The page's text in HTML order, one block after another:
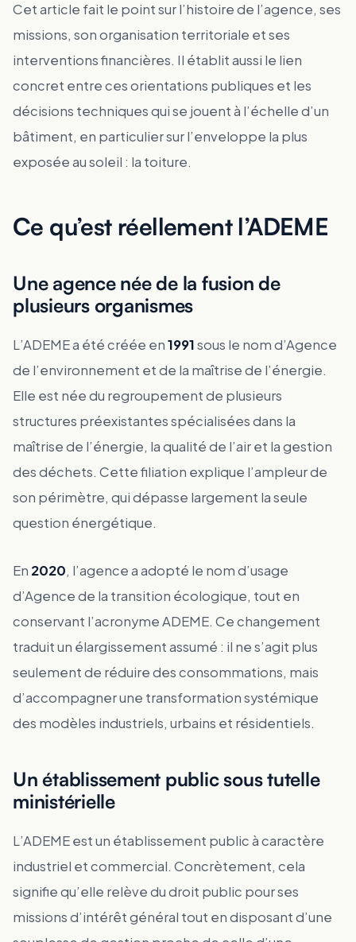
Cet article fait le point sur l’histoire de l’agence, ses
missions, son organisation territoriale et ses
interventions financières. Il établit aussi le lien
concret entre ces orientations publiques et les
décisions techniques qui se jouent à l’échelle d’un
bâtiment, en particulier sur l’enveloppe la plus
exposée au soleil : la toiture.
Ce qu’est réellement l’ADEME
Une agence née de la fusion de
plusieurs organismes
L’ADEME a été créée en1991sous le nom d’Agence
de l’environnement et de la maîtrise de l’énergie.
Elle est née du regroupement de plusieurs
structures préexistantes spécialisées dans la
maîtrise de l’énergie, la qualité de l’air et la gestion
des déchets. Cette filiation explique l’ampleur de
son périmètre, qui dépasse largement la seule
question énergétique.
En 2020, l’agence a adopté le nom d’usage
d’Agence de la transition écologique, tout en
conservant l’acronyme ADEME. Ce changement
traduit un élargissement assumé : il ne s’agit plus
seulement de réduire des consommations, mais
d’accompagner une transformation systémique
des modèles industriels, urbains et résidentiels.
Un établissement public sous tutelle
ministérielle
L’ADEME est un établissement public à caractère
industriel et commercial. Concrètement, cela
signifie qu’elle relève du droit public pour ses
missions d’intérêt général tout en disposant d’une